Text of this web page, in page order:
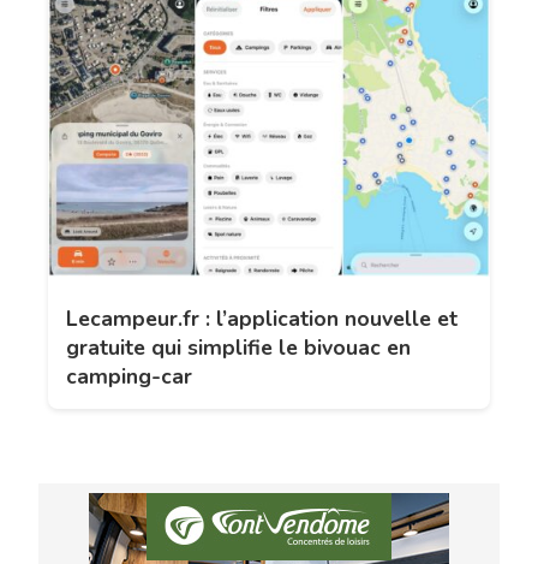
Lecampeur.fr : l’application nouvelle et
gratuite qui simplifie le bivouac en
camping-car